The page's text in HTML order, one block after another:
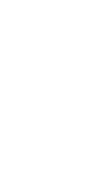
excluida
uso
de algunas
costos
el
se
y están